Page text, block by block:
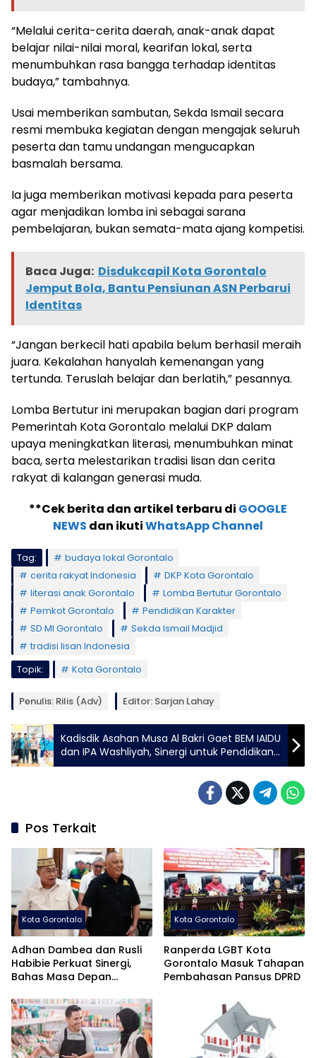
“Melalui cerita-cerita daerah, anak-anak dapat
belajar nilai-nilai moral, kearifan lokal, serta
menumbuhkan rasa bangga terhadap identitas
budaya,” tambahnya.
Usai memberikan sambutan, Sekda Ismail secara
resmi membuka kegiatan dengan mengajak seluruh
peserta dan tamu undangan mengucapkan
basmalah bersama.
Ia juga memberikan motivasi kepada para peserta
agar menjadikan lomba ini sebagai sarana
pembelajaran, bukan semata-mata ajang kompetisi.
Baca Juga: Disdukcapil Kota Gorontalo
Jemput Bola, Bantu Pensiunan ASN Perbarui
Identitas
“Jangan berkecil hati apabila belum berhasil meraih
juara. Kekalahan hanyalah kemenangan yang
tertunda. Teruslah belajar dan berlatih,” pesannya.
Lomba Bertutur ini merupakan bagian dari program
Pemerintah Kota Gorontalo melalui DKP dalam
upaya meningkatkan literasi, menumbuhkan minat
baca, serta melestarikan tradisi lisan dan cerita
rakyat di kalangan generasi muda.
**Cek berita dan artikel terbaru di GOOGLE
NEWS dan ikutiWhatsApp Channel
Tag:
budaya lokal Gorontalo
cerita rakyat Indonesia
DKP Kota Gorontalo
literasi anak Gorontalo
Lomba Bertutur Gorontalo
Pemkot Gorontalo
Pendidikan Karakter
SD MI Gorontalo
Sekda Ismail Madjid
tradisi lisan Indonesia
Topik:
Kota Gorontalo
Penulis: Rilis (Adv) Editor: Sarjan Lahay
Kadisdik Asahan Musa Al Bakri Gaet BEM IAIDU
dan IPA Washliyah, Sinergi untuk Pendidikan
Lebih Baik
Pos Terkait
Kota Gorontalo
Adhan Dambea dan Rusli
Habibie Perkuat Sinergi,
Bahas Masa Depan
Kota Gorontalo
Ranperda LGBT Kota
Gorontalo Masuk Tahapan
Pembahasan Pansus DPRD